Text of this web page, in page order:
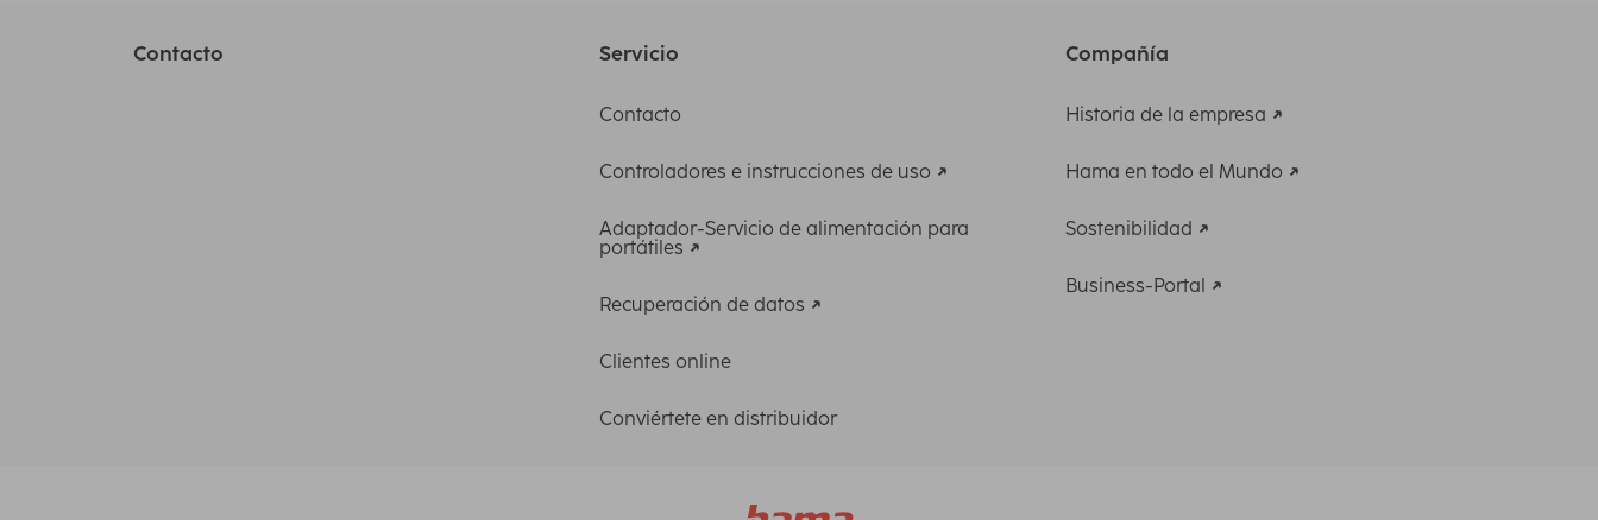
Contacto Servicio
Contacto
Controladores e instrucciones de uso
Adaptador-Servicio de alimentación para
portátiles
Recuperación de datos
Clientes online
Conviértete en distribuidor
Compañía
Historia de la empresa
Hama en todo el Mundo
Sostenibilidad
Business-Portal